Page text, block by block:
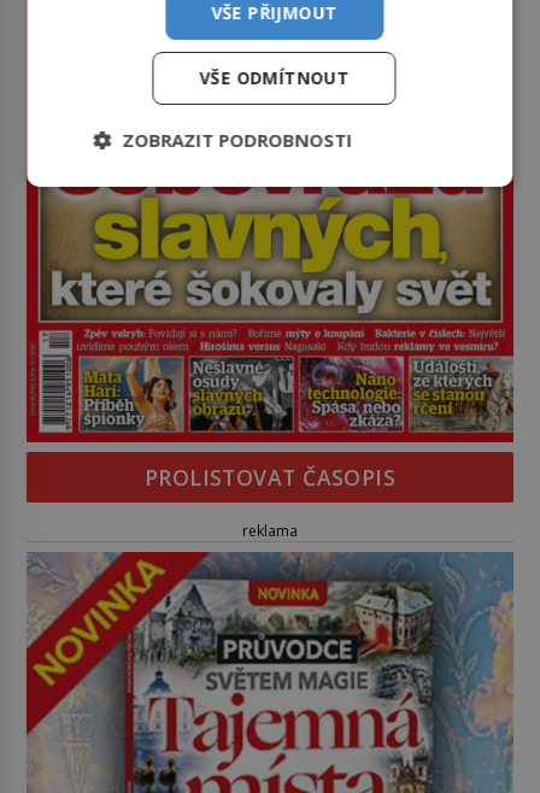
PROLISTOVAT ČASOPIS
reklama
VŠE PŘIJMOUT
VŠE ODMÍTNOUT
ZOBRAZIT PODROBNOSTI